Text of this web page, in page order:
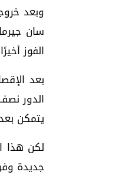
وبعد
سان
الفوز
بعد
الدور
يتمكن
لكن هذا
جديدة